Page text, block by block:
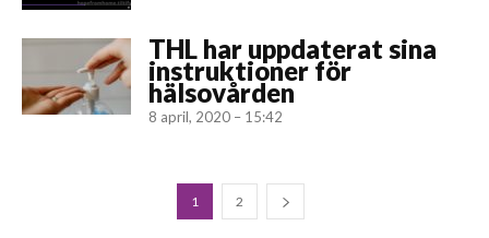
THL har uppdaterat sina
instruktioner för
hälsovården
8 april, 2020 – 15:42
1 2